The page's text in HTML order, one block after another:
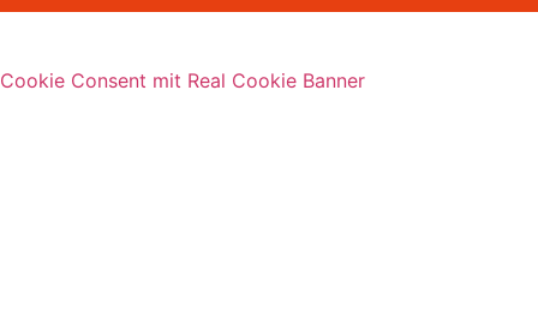
Cookie Consent mit Real Cookie Banner